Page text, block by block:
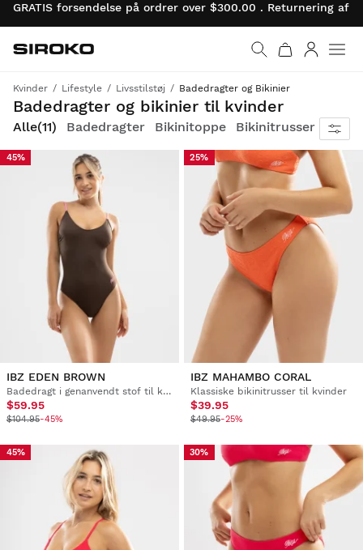
GRATIS forsendelse på ordrer over $300.00 . Returnering
Gå til startsiden
Siroko.com
Kvinder Lifestyle Livsstilstøj Badedragter og Bikinier
Badedragter og bikinier til kvinder
Anvendelighed, ydeevne og ikonisk Siroko-stil
Alle(11) Badedragter Bikinitoppe Bikinitrusser
45%
IBZ EDEN BROWN
Badedragt i genanvendt stof til kvinder
$59.95
$104.95-45%
25%
IBZ MAHAMBO CORAL
Klassiske bikinitrusser til kvinder
$39.95
$49.95-25%
45% 30%